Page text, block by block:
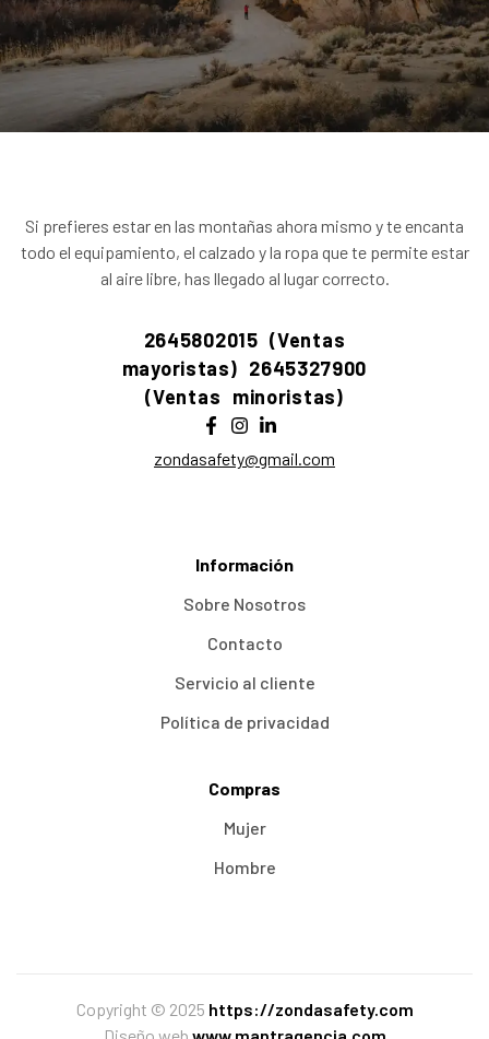
Si prefieres estar en las montañas ahora mismo y te encanta
todo el equipamiento, el calzado y la ropa que te permite estar
al aire libre, has llegado al lugar correcto.
2645802015 (Ventas
mayoristas) 2645327900
(Ventas minoristas)
zondasafety@gmail.com
Información
Sobre Nosotros
Contacto
Servicio al cliente
Política de privacidad
Compras
Mujer
Hombre
Copyright © 2025 https://zondasafety.com
Diseño web www.mantragencia.com